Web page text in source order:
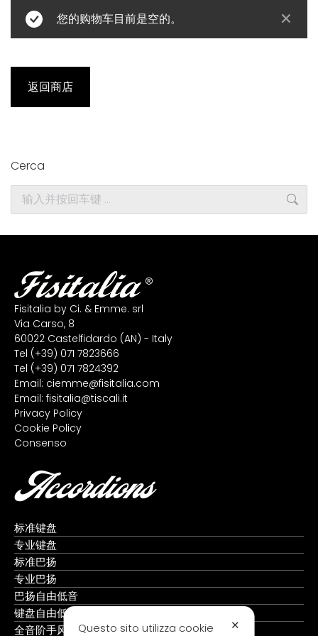
您的购物车目前是空的。
返回商店
Cerca
Search:
Fisitalia by Ci. & Emme. srl
Via Carso, 8
60022 Castelfidardo (AN) - Italy
Tel (+39) 071 7823666
Tel (+39) 071 7824392
Email: ciemme@fisitalia.com
Email: fisitalia@tiscali.it
Privacy Policy
Cookie Policy
Consenso
Accordions
标准键盘
专业键盘
标准巴扬
专业巴扬
巴扬自由低音
键盘自由低音
全音阶手风琴
✕
Questo sito utilizza cookie